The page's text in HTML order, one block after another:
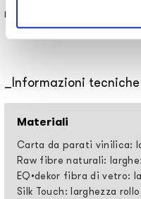
INKUUEG1603
Informazioni tecniche
Materiali
Carta da parati vinilica:
Raw fibre naturali:
EQ•dekor fibra di vetro:
Silk Touch: larghezza rollo